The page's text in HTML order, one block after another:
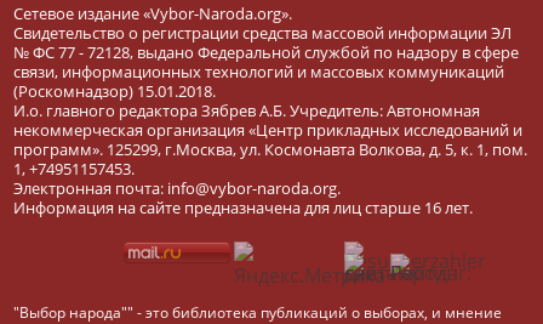
Сетевое издание «Vybor-Naroda.org».
Свидетельство о регистрации средства массовой информации ЭЛ
№ ФС 77 - 72128, выдано Федеральной службой по надзору в сфере
связи, информационных технологий и массовых коммуникаций
(Роскомнадзор) 15.01.2018.
И.о. главного редактора Зябрев А.Б. Учредитель: Автономная
некоммерческая организация «Центр прикладных исследований и
программ». 125299, г.Москва, ул. Космонавта Волкова, д. 5, к. 1, пом.
1, +74951157453.
Электронная почта: info@vybor-naroda.org.
Информация на сайте предназначена для лиц старше 16 лет.
"Выбор народа"" - это библиотека публикаций о выборах, и мнение